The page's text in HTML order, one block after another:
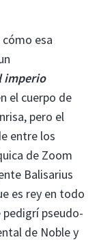
esa
imperio
el cuerpo de
pero el
entre los
de Zoom
Balisarius
es rey en todo
pedigrí pseudo-
de Noble y